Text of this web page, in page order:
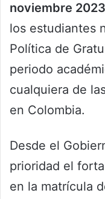
noviembre
los estudiantes
Política de
periodo
cualquiera de
en Colombia.
Desde el
prioridad el
en la matrícula